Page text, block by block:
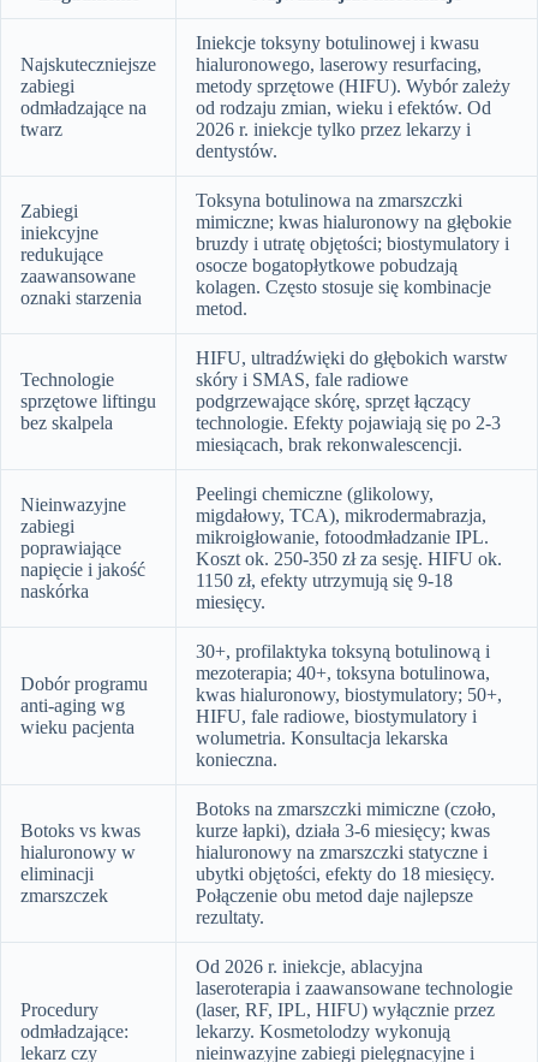
Najskuteczniejsze
zabiegi
odmładzające na
twarz
Iniekcje toksyny botulinowej i kwasu
hialuronowego, laserowy resurfacing,
metody sprzętowe (HIFU). Wybór zależy
od rodzaju zmian, wieku i efektów. Od
2026 r. iniekcje tylko przez lekarzy i
dentystów.
Zabiegi
iniekcyjne
redukujące
zaawansowane
oznaki starzenia
Toksyna botulinowa na zmarszczki
mimiczne; kwas hialuronowy na głębokie
bruzdy i utratę objętości; biostymulatory i
osocze bogatopłytkowe pobudzają
kolagen. Często stosuje się kombinacje
metod.
Technologie
sprzętowe liftingu
bez skalpela
HIFU, ultradźwięki do głębokich warstw
skóry i SMAS, fale radiowe
podgrzewające skórę, sprzęt łączący
technologie. Efekty pojawiają się po 2-3
miesiącach, brak rekonwalescencji.
Nieinwazyjne
zabiegi
poprawiające
napięcie i jakość
naskórka
Peelingi chemiczne (glikolowy,
migdałowy, TCA), mikrodermabrazja,
mikroigłowanie, fotoodmładzanie IPL.
Koszt ok. 250-350 zł za sesję. HIFU ok.
1150 zł, efekty utrzymują się 9-18
miesięcy.
Dobór programu
anti-aging wg
wieku pacjenta
30+, profilaktyka toksyną botulinową i
mezoterapia; 40+, toksyna botulinowa,
kwas hialuronowy, biostymulatory; 50+,
HIFU, fale radiowe, biostymulatory i
wolumetria. Konsultacja lekarska
konieczna.
Botoks vs kwas
hialuronowy w
eliminacji
zmarszczek
Botoks na zmarszczki mimiczne (czoło,
kurze łapki), działa 3-6 miesięcy; kwas
hialuronowy na zmarszczki statyczne i
ubytki objętości, efekty do 18 miesięcy.
Połączenie obu metod daje najlepsze
rezultaty.
Procedury
odmładzające:
lekarz czy
Od 2026 r. iniekcje, ablacyjna
laseroterapia i zaawansowane technologie
(laser, RF, IPL, HIFU) wyłącznie przez
lekarzy. Kosmetolodzy wykonują
nieinwazyjne zabiegi pielęgnacyjne i